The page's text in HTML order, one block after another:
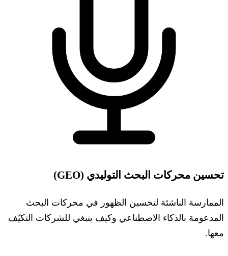
تحسين محركات البحث التوليدي (GEO)
الممارسة الناشئة لتحسين الظهور في محركات البحث
المدعومة بالذكاء الاصطناعي وكيف ينبغي للشركات التكيّف
معها.